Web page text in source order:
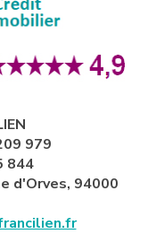
979
844
d'Orves, 94000